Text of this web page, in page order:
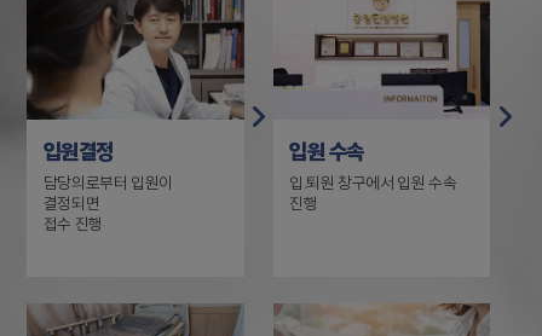
입원결정
담당의로부터 입원이
결정되면
접수 진행
입원 수속
입.퇴원 창구에서 입원 수속
진행